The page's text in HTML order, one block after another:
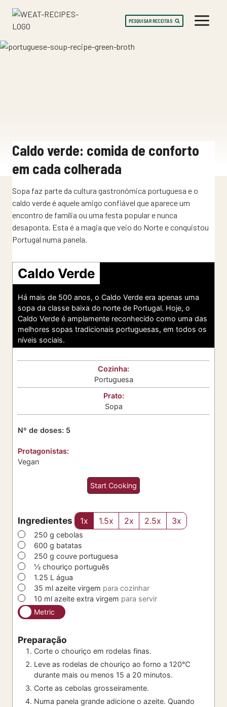
content
PESQUISAR RECEITAS
Caldo verde: comida de conforto
em cada colherada
Sopa faz parte da cultura gastronómica portuguesa e o
caldo verde é aquele amigo confiável que aparece um
encontro de família ou uma festa popular e nunca
desaponta. Esta é a magia que veio do Norte e conquistou
Portugal numa panela.
Caldo Verde
Há mais de 500 anos, o Caldo Verde era apenas uma
sopa da classe baixa do norte de Portugal. Hoje, o
Caldo Verde é amplamente reconhecido como uma das
melhores sopas tradicionais portuguesas, em todos os
níveis sociais.
Cozinha:
Portuguesa
Prato:
Sopa
Nº de doses: 5
Protagonistas:
Vegan
Start Cooking
Ingredientes 1x 1.5x 2x 2.5x 3x
▢
250 g cebolas
▢
600 g batatas
▢
250 g couve portuguesa
▢
½ chouriço português
▢1.25 L água
▢
35 ml azeite virgem para cozinhar
▢10 ml azeite extra virgem para servir
Metric
Preparação
Corte o chouriço em rodelas finas.
Leve as rodelas de chouriço ao forno a 120℃
durante mais ou menos 15 a 20 minutos.
Corte as cebolas grosseiramente.
Numa panela grande adicione o azeite. Quando